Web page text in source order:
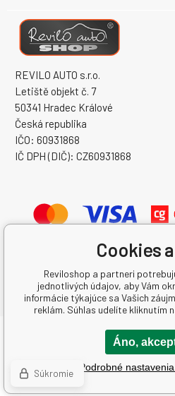
REVILO AUTO s.r.o.
Letiště objekt č. 7
50341 Hradec Králové
Česká republika
IČO: 60931868
IČ DPH (DIČ): CZ60931868
Copyright © 2026
Všetky práva
Created by binargon.cz
Cookies a
Reviloshop a partneri
jednotlivých údajov, aby Vám
informácie týkajúce sa Vašich
reklám. Súhlas udelíte kliknutím
Áno,
Podrobné
Súkromie